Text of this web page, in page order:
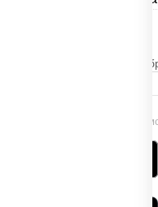
Установи